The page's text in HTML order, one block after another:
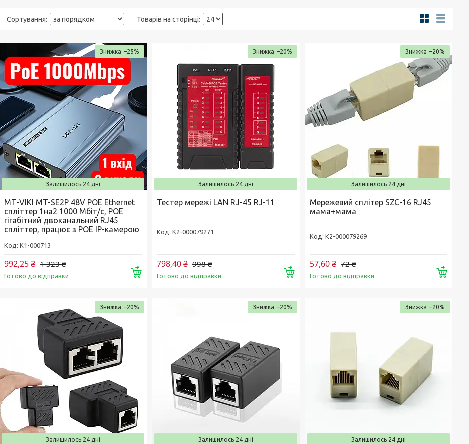
–25%
Залишилось 24 дні
MT-VIKI MT-SE2P 48V POE Ethernet
спліттер 1на2 1000 Мбіт/с, POE
гігабітний двоканальний RJ45
спліттер, працює з POE IP-камерою
K1-000713
1 323 ₴
992,25 ₴
Готово до відправки Купити
–20%
Залишилось 24 дні
Тестер мережі LAN RJ-45 RJ-11
К2-000079271
998 ₴
798,40 ₴
Готово до відправки Купити
–20%
Залишилось 24 дні
Мережевий сплітер SZC-16 RJ45
мама+мама
К2-000079269
72 ₴
57,60 ₴
Готово до відправки
–20%
Залишилось 24 дні
–20%
Залишилось 24 дні
–20%
Залишилось 24 дні